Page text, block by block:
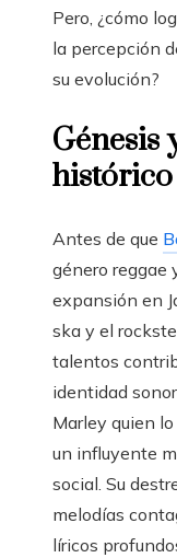
Pero, ¿cómo
la percepción
su evolución?
Génesis
histórico
Antes de que
género reggae
expansión en
ska y el
talentos
identidad
Marley quien
un influyente
social. Su
melodías
líricos